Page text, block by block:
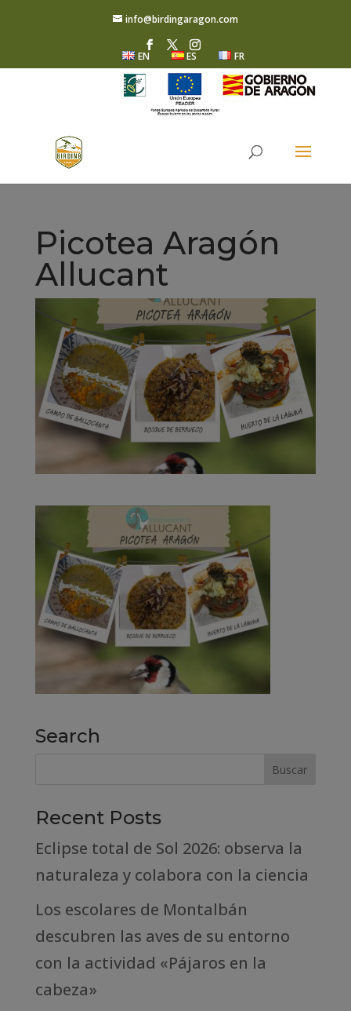
info@birdingaragon.com
EN ES FR
Picotea Aragón
Allucant
Search
Recent Posts
Eclipse total de Sol 2026: observa la
naturaleza y colabora con la ciencia
Los escolares de Montalbán
descubren las aves de su entorno
con la actividad «Pájaros en la
cabeza»